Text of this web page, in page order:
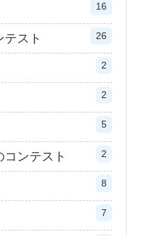
16
スト 26
2
2
5
ンテスト 2
8
7